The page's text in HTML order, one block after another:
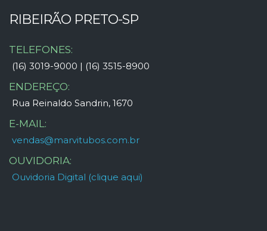
RIBEIRÃO PRETO-SP
TELEFONES:
(16) 3019-9000 | (16) 3515-8900
ENDEREÇO:
Rua Reinaldo Sandrin, 1670
E-MAIL:
vendas@marvitubos.com.br
OUVIDORIA:
Ouvidoria Digital (clique aqui)